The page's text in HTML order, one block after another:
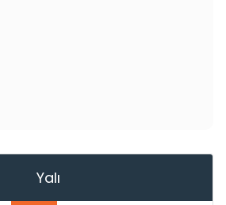
Yalı